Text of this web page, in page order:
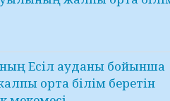
Есіл ауданы бойынша
орта білім беретін